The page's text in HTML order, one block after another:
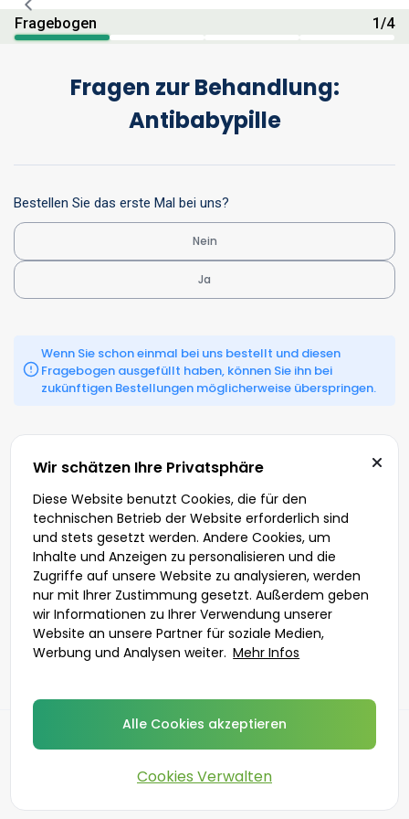
Fragebogen 1/4
Fragen zur Behandlung:
Antibabypille
Bestellen Sie das erste Mal bei uns?
Nein
Ja
Wenn Sie schon einmal bei uns bestellt und diesen
Fragebogen ausgefüllt haben, können Sie ihn bei
zukünftigen Bestellungen möglicherweise überspringen.
Zurück
©2026DoktorABC.com
Wir schätzen Ihre Privatsphäre
Diese Website benutzt Cookies, die für den
technischen Betrieb der Website erforderlich sind
und stets gesetzt werden. Andere Cookies, um
Inhalte und Anzeigen zu personalisieren und die
Zugriffe auf unsere Website zu analysieren, werden
nur mit Ihrer Zustimmung gesetzt. Außerdem geben
wir Informationen zu Ihrer Verwendung unserer
Website an unsere Partner für soziale Medien,
Werbung und Analysen weiter. Mehr Infos
Alle Cookies akzeptieren
Cookies Verwalten